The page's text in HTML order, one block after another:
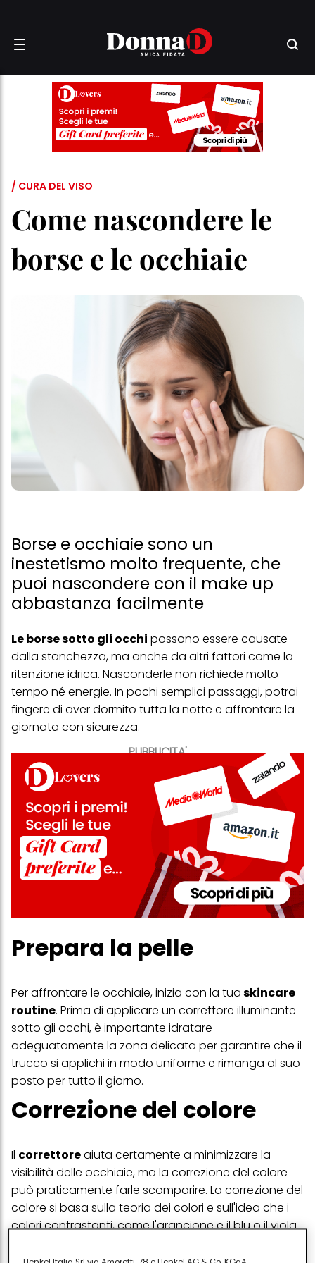
/ CURA DEL VISO
Come nascondere le
borse e le occhiaie
Borse e occhiaie sono un
inestetismo molto frequente, che
puoi nascondere con il make up
abbastanza facilmente
PUBBLICITA'
Le borse sotto gli occhi possono essere causate
dalla stanchezza, ma anche da altri fattori come la
ritenzione idrica. Nasconderle non richiede molto
tempo né energie. In pochi semplici passaggi, potrai
fingere di aver dormito tutta la notte e affrontare la
giornata con sicurezza.
Prepara la pelle
Per affrontare le occhiaie, inizia con la tuaskincare
routine. Prima di applicare un correttore illuminante
sotto gli occhi, è importante idratare
adeguatamente la zona delicata per garantire che il
trucco si applichi in modo uniforme e rimanga al suo
posto per tutto il giorno.
Correzione del colore
Il correttoreaiuta certamente a minimizzare la
visibilità delle occhiaie, ma la correzione del colore
può praticamente farle scomparire. La correzione del
colore si basa sulla teoria dei colori e sull'idea che i
colori contrastanti, come l'arancione e il blu o il viola